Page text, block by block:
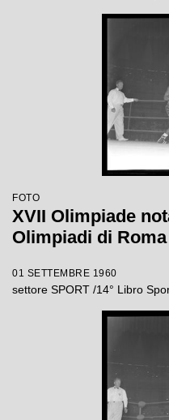
FOTO
XVII Olimpiade
Olimpiadi di Roma
01 SETTEMBRE 1960
settore SPORT /14° Libro